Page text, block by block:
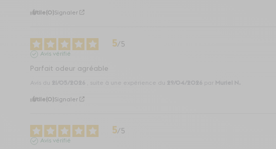
Utile(0) Signaler
5/5
Avis vérifié
Parfait odeur agréable
21/05/2026 29/04/2026 Muriel N.
Utile(0) Signaler
5/5
Avis vérifié